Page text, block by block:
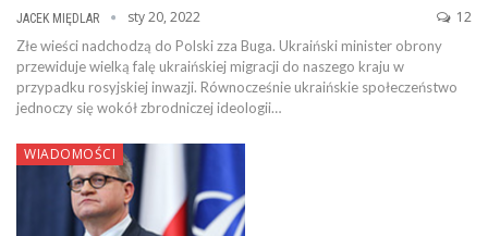
JACEK MIĘDLAR sty 20, 2022 12
Złe wieści nadchodzą do Polski zza Buga. Ukraiński minister obrony
przewiduje wielką falę ukraińskiej migracji do naszego kraju w
przypadku rosyjskiej inwazji. Równocześnie ukraińskie społeczeństwo
jednoczy się wokół zbrodniczej ideologii…
WIADOMOŚCI